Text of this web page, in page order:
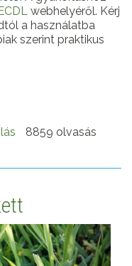
ECDL webhelyéről. Kérj
a használatba
szerint praktikus
8859 olvasás